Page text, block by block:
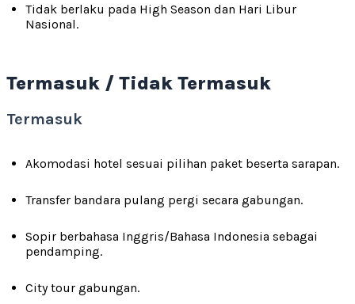
Tidak berlaku pada High Season dan Hari Libur
Nasional.
Termasuk / Tidak Termasuk
Termasuk
Akomodasi hotel sesuai pilihan paket beserta sarapan.
Transfer bandara pulang pergi secara gabungan.
Sopir berbahasa Inggris/Bahasa Indonesia sebagai
pendamping.
City tour gabungan.